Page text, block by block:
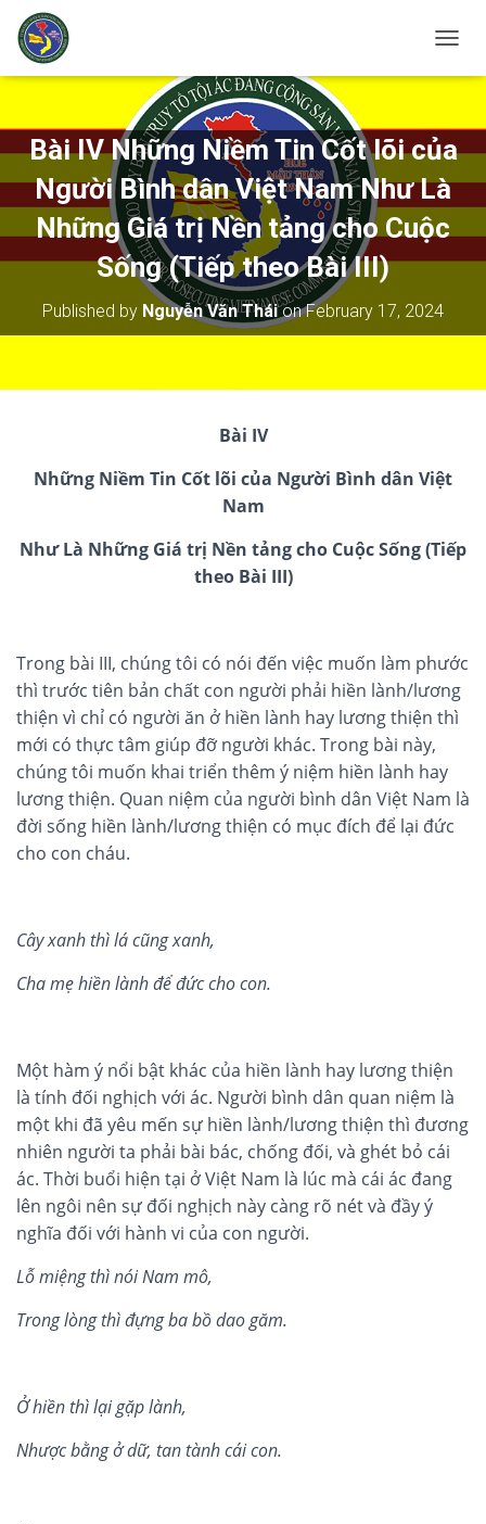
O
E
N
A
V
I
G
Bài IV Những Niềm Tin Cốt lõi của
Người Bình dân Việt Nam Như Là
Những Giá trị Nền tảng cho Cuộc
Sống (Tiếp theo Bài III)
Published by Nguyễn Văn TháionFebruary 17, 2024
Bài IV
Những Niềm Tin Cốt lõi của Người Bình dân Việt
Nam
Như Là Những Giá trị Nền tảng cho Cuộc Sống (Tiếp
theo Bài III)
Trong bài III, chúng tôi có nói đến việc muốn làm phước
thì trước tiên bản chất con người phải hiền lành/lương
thiện vì chỉ có người ăn ở hiền lành hay lương thiện thì
mới có thực tâm giúp đỡ người khác. Trong bài này,
chúng tôi muốn khai triển thêm ý niệm hiền lành hay
lương thiện. Quan niệm của người bình dân Việt Nam là
đời sống hiền lành/lương thiện có mục đích để lại đức
cho con cháu.
Cây xanh thì lá cũng xanh,
Cha mẹ hiền lành để đức cho con.
Một hàm ý nổi bật khác của hiền lành hay lương thiện
là tính đối nghịch với ác. Người bình dân quan niệm là
một khi đã yêu mến sự hiền lành/lương thiện thì đương
nhiên người ta phải bài bác, chống đối, và ghét bỏ cái
ác. Thời buổi hiện tại ở Việt Nam là lúc mà cái ác đang
lên ngôi nên sự đối nghịch này càng rõ nét và đầy ý
nghĩa đối với hành vi của con người.
Lỗ miệng thì nói Nam mô,
Trong lòng thì đựng ba bồ dao găm.
Ở hiền thì lại gặp lành,
Nhược bằng ở dữ, tan tành cái con.